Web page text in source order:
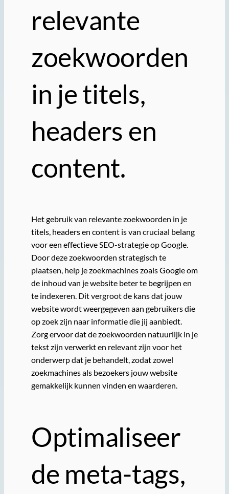
relevante
zoekwoorden
in je titels,
headers en
content.
Het gebruik van relevante zoekwoorden in je
titels, headers en content is van cruciaal belang
voor een effectieve SEO-strategie op Google.
Door deze zoekwoorden strategisch te
plaatsen, help je zoekmachines zoals Google om
de inhoud van je website beter te begrijpen en
te indexeren. Dit vergroot de kans dat jouw
website wordt weergegeven aan gebruikers die
op zoek zijn naar informatie die jij aanbiedt.
Zorg ervoor dat de zoekwoorden natuurlijk in je
tekst zijn verwerkt en relevant zijn voor het
onderwerp dat je behandelt, zodat zowel
zoekmachines als bezoekers jouw website
gemakkelijk kunnen vinden en waarderen.
Optimaliseer
de meta-tags,